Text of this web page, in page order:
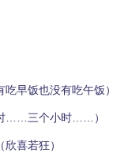
早饭也没有吃午饭）
……三个小时……）
喜若狂）